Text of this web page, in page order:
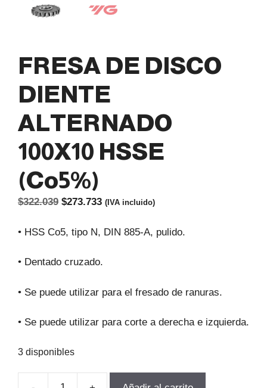
FRESA DE DISCO
DIENTE
ALTERNADO
100X10 HSSE
(Co5%)
$322.039 El
original
$322.039.
$273.733El
actual
(IVA incluido)
• HSS Co5, tipo N, DIN 885-A, pulido.
• Dentado cruzado.
• Se puede utilizar para el fresado de ranuras.
• Se puede utilizar para corte a derecha e izquierda.
3 disponibles